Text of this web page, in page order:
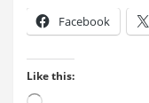
Facebook
Like this:
Loading…